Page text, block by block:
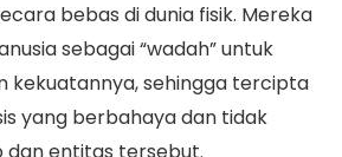
bebas di dunia fisik. Mereka
sebagai “wadah” untuk
kekuatannya, sehingga tercipta
yang berbahaya dan tidak